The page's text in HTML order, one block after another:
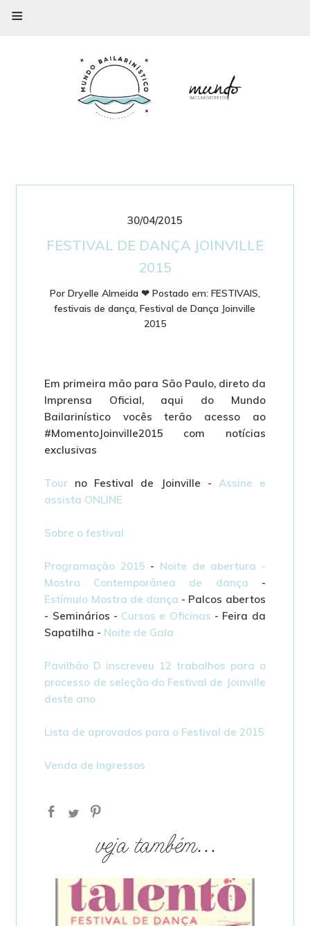
≡
30/04/2015
FESTIVAL DE DANÇA JOINVILLE
2015
Por Dryelle Almeida ❤ Postado em: FESTIVAIS,
festivais de dança,Festival de Dança Joinville
2015
Em primeira mão para São Paulo, direto da
Imprensa Oficial, aqui do Mundo
Bailarinístico vocês terão acesso ao
#MomentoJoinville2015 com notícias
exclusivas
Tour no Festival de Joinville - Assine e
assista ONLINE
Sobre o festival
Programação 2015 - Noite de abertura -
Mostra Contemporânea de dança -
Estímulo Mostra de dança - Palcos abertos
- Seminários - Cursos e Oficinas - Feira da
Sapatilha - Noite de Gala
Pavilhão D inscreveu 12 trabalhos para o
processo de seleção do Festival de Joinville
deste ano
Lista de aprovados para o Festival de 2015
Venda de Ingressos
veja também...